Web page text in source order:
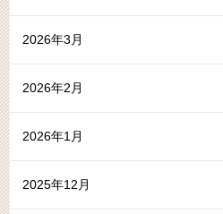
2026年3月
2026年2月
2026年1月
2025年12月